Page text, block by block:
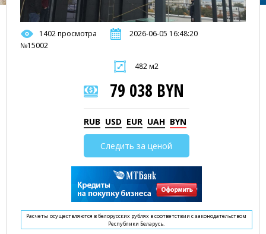
1402 просмотра
2026-06-05 16:48:20
№15002
482 м2
79 038 BYN
RUB USD EUR UAH BYN
Следить за ценой
Расчеты осуществляются в белорусских рублях в соответствии с законодательством
Республики Беларусь.